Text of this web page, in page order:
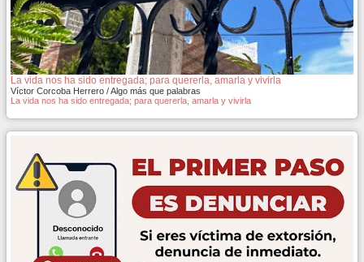
La vida nos ha sido entregada; para quererla, amarla y vivirla
Víctor Corcoba Herrero / Algo más que palabras
La vida nos ha sido entregada; para quererla, amarla y vivirla